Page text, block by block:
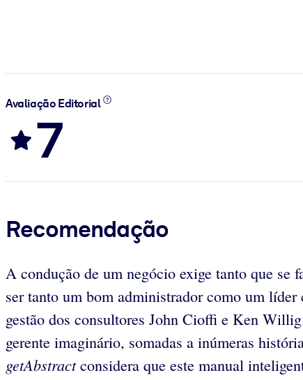
Avaliação Editorial
7
Recomendação
A condução de um negócio exige tanto que se
ser tanto um bom administrador como um
gestão dos consultores John Cioffi e Ken
gerente imaginário, somadas a inúmeras
getAbstractconsidera que este manual